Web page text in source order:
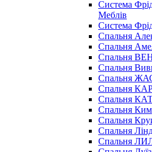
Система
Меблів
Система
Спальня
Спальня
Спальня
Спальня
Спальня
Спальня
Спальня
Спальня Ким
Спальня
Спальня
Спальня